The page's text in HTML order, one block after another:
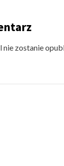
nie zostanie